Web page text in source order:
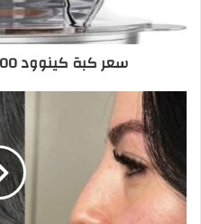
سعر كبة كينوود 500 وات في مصر 2026